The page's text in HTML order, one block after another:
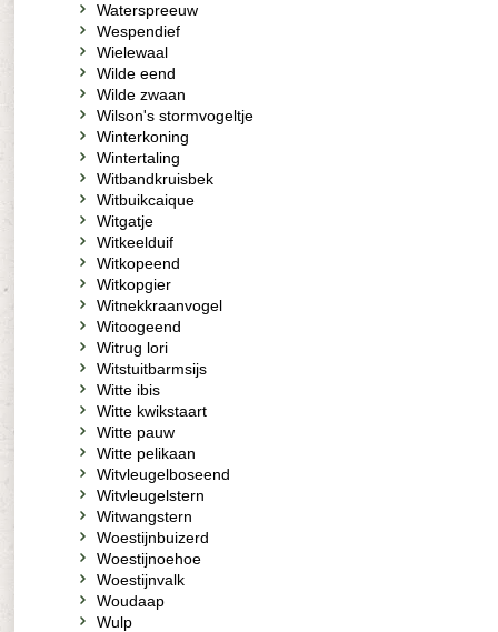
Waterspreeuw
Wespendief
Wielewaal
Wilde eend
Wilde zwaan
Wilson's stormvogeltje
Winterkoning
Wintertaling
Witbandkruisbek
Witbuikcaique
Witgatje
Witkeelduif
Witkopeend
Witkopgier
Witnekkraanvogel
Witoogeend
Witrug lori
Witstuitbarmsijs
Witte ibis
Witte kwikstaart
Witte pauw
Witte pelikaan
Witvleugelboseend
Witvleugelstern
Witwangstern
Woestijnbuizerd
Woestijnoehoe
Woestijnvalk
Woudaap
Wulp